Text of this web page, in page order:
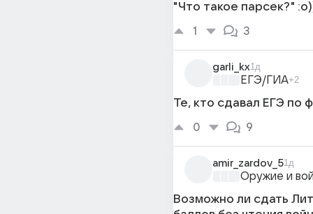
"Что такое парсек?"
1
3
garli_kx1д
ЕГЭ/ГИА+2
Те, кто сдавал ЕГЭ по
0
9
amir_zardov_51д
Оружие и
Возможно ли сдать